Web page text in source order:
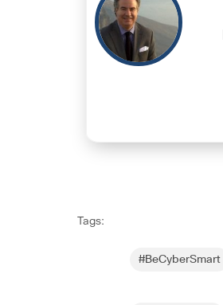
Tags:
#BeCyberSmart